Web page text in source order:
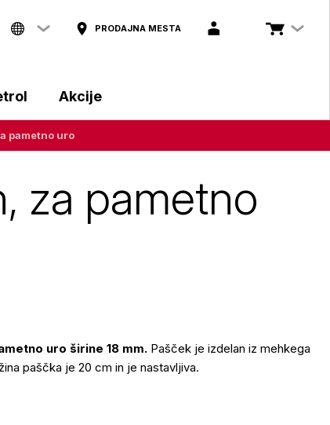
PRODAJNA MESTA
Akcije
pametno uro
za pametno
uro širine 18 mm. Pašček je izdelan iz mehkega
paščka je 20 cm in je nastavljiva.